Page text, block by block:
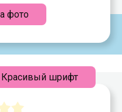
фото
Красивый шрифт